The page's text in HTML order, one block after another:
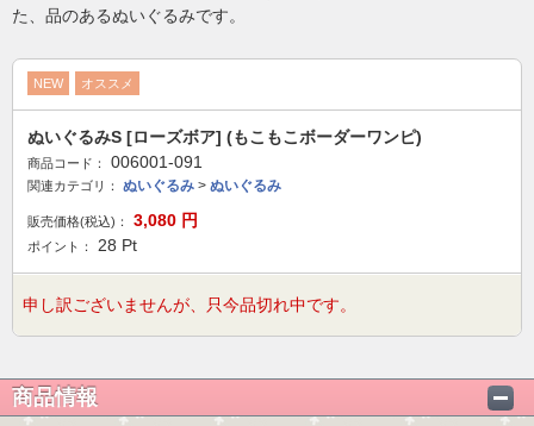
た、品のあるぬいぐるみです。
NEW オススメ
ぬいぐるみS [ローズボア] (もこもこボーダーワンピ)
商品コード： 006001-091
関連カテゴリ： ぬいぐるみ > ぬいぐるみ
販売価格(税込)： 3,080 円
ポイント： 28 Pt
申し訳ございませんが、只今品切れ中です。
商品情報